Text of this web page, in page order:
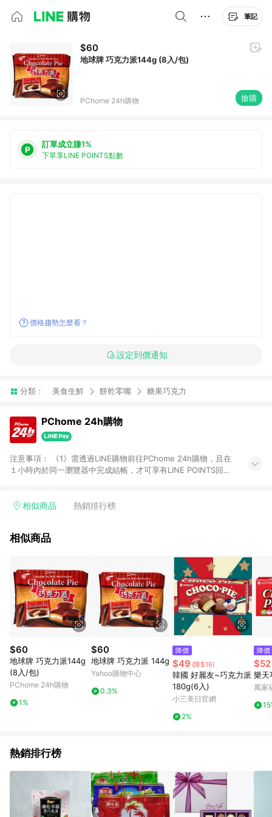
筆記
$60
地球牌 巧克力派144g (8入/包)
PChome 24h購物 搶購
訂單成立賺1%
下單享LINE POINTS點數
價格趨勢怎麼看？
設定到價通知
分類： 美食生鮮 餅乾零嘴 糖果巧克力
PChome 24h購物
注意事項： 《1》需透過LINE購物前往PChome 24h購物，且在
１小時內於同一瀏覽器中完成結帳，才可享有LINE POINTS回饋
在點數回饋範圍內。 《3》如取消訂單、退貨、購物中登出
品、票券、訂閱方案、PChome儲值商品、企業專區/企業採購、
值點數、點數/禮物卡 [2025/2/16起適用] - 票券全品項
[2026/6/2起適用] 《5》回饋點數的計算將會排除【訂單活動折
扣 (含折價券折扣)】、【P幣扣抵】、【現金積點扣抵】及【訂單
運費】等金額。 《6》符合LINE POINTS回饋資格之訂單將於商
家訂單頁面標示「LINE回饋」，若無此標示則 不符合回饋LINE
POINTS點數資格亦不得使用點數紅包 。 《7》LINE購物設有
「單一商品最高回饋點數」機制 (特殊活動時開放「回饋無上
限」)，以同一訂單中同一商品不論件數計算，並依訂單成立時間
當下LINE購物所設定的回饋機制為準。 《8》LINE購物為購物資
訊整合性平台，商品資料更新會有時間差，如顯示之商品規格、
顏色、價位、贈品與PChome 24h購物銷售網頁不符，以銷售網
頁標示為準！
相似商品 熱銷排行榜
相似商品
$60
地球牌 巧克力派144g
(8入/包)
PChome 24h購物
1%
$60
地球牌 巧克力派 144g
Yahoo購物中心
0.3%
降價
$49 (降$16)
韓國 好麗友~巧克力派
180g(6入)
小三美日官網
2%
降價
$52
樂天
萬家
熱銷排行榜